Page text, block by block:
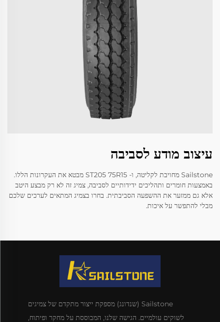
עיצוב מודע לסביבה
Sailstone מחויבת לקליטה, ו- ST205 75R15 מבטא את העקרונות הללו.
באמצעות חומרים ותהליכים ידידותיים לסביבה, צמיג זה לא רק מבצע היטב
אלא גם ממזער את ההשפעה הסביבתית. בחרו בצמיג המתאים לערכים שלכם
מבלי להתפשר על איכות.
Sailstone (שנדונג) מספקת ייצור מתקדם של צמיגים
לשוקים עולמיים. הגישה שלנו, המבוססת על מחקר ופיתוח,